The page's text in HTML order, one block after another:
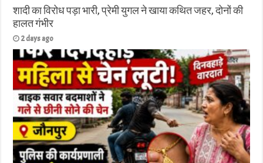
शादी का विरोध पड़ा भारी, प्रेमी युगल ने खाया कथित जहर, दोनों की
हालत गंभीर
2 days ago